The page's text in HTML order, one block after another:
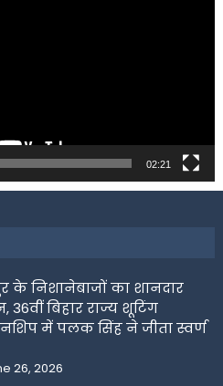
02:21
के निशानेबाजों का शानदार
36वीं बिहार राज्य शूटिंग
में पलक सिंह ने जीता स्वर्ण
26, 2026